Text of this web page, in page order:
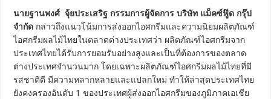
นายฐานพงศ์จุ้ยประเสริฐ กรรมการผู้จัดการ บริษัท แม็คซ์ฟู๊ด กรุ๊ป
จำกัด กล่าวถึงแนวโน้มการส่งออกไอศกรีมและความนิยมผลิตภัณฑ์
ไอศกรีมผลไม้ไทยในตลาดต่างประเทศว่า ผลิตภัณฑ์ไอศกรีมจาก
ประเทศไทยได้รับการยอมรับอย่างสูงและเป็นที่ต้องการของตลาด
ต่างประเทศจำนวนมาก โดยเฉพาะผลิตภัณฑ์ไอศกรีมผลไม้ไทยที่มี
รสชาติดี มีความหลากหลายและแปลกใหม่ ทำให้ล่าสุดประเทศไทย
ยังคงครองอันดับ 1 ของประเทศผู้ส่งออกไอศกรีมของภูมิภาคเอเชีย